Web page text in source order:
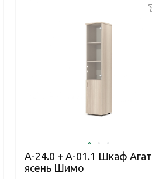
А-24.0 + А-01.1 Шкаф Агат
ясень Шимо